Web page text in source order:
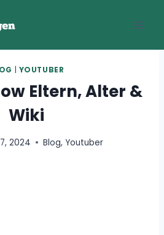
YOUTUBER
Eltern, Alter &
Wiki
2024 Blog, Youtuber